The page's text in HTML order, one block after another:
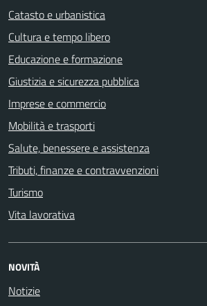
Catasto e urbanistica
Cultura e tempo libero
Educazione e formazione
Giustizia e sicurezza pubblica
Imprese e commercio
Mobilità e trasporti
Salute, benessere e assistenza
Tributi, finanze e contravvenzioni
Turismo
Vita lavorativa
NOVITÀ
Notizie